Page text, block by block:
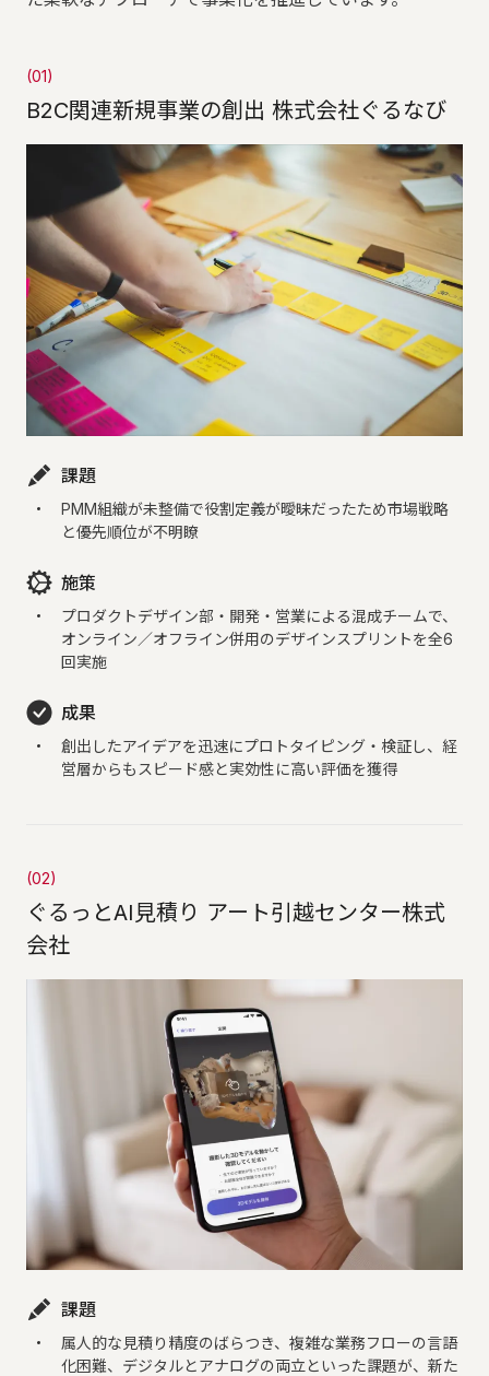
(01)
B2C関連新規事業の創出 株式会社ぐるなび​​
課題
PMM組織が未整備で役割定義が曖昧だったため市場戦略
と優先順位が不明瞭
施策
プロダクトデザイン部・開発・営業による混成チームで、
オンライン／オフライン併用のデザインスプリントを全6
回実施
成果
創出したアイデアを迅速にプロトタイピング・検証し、経
営層からもスピード感と実効性に高い評価を獲得
(02)
ぐるっとAI見積り アート引越センター株式
会社
課題
属人的な見積り精度のばらつき、複雑な業務フローの言語
化困難、デジタルとアナログの両立といった課題が、新た